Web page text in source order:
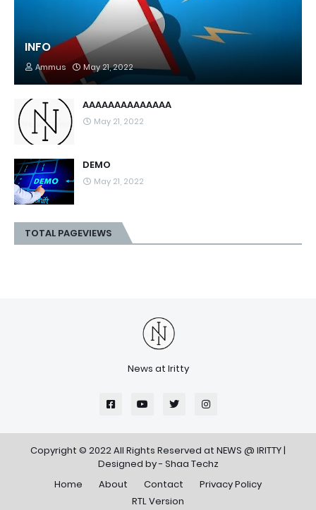
INFO
Ammus May 21, 2022
AAAAAAAAAAAAAA
May 21, 2022
DEMO
May 21, 2022
TOTAL PAGEVIEWS
News at Iritty
Copyright © 2022 All Rights Reserved at NEWS @ IRITTY |
Designed by - Shaa Techz
Home
About Contact
Privacy Policy
RTL Version